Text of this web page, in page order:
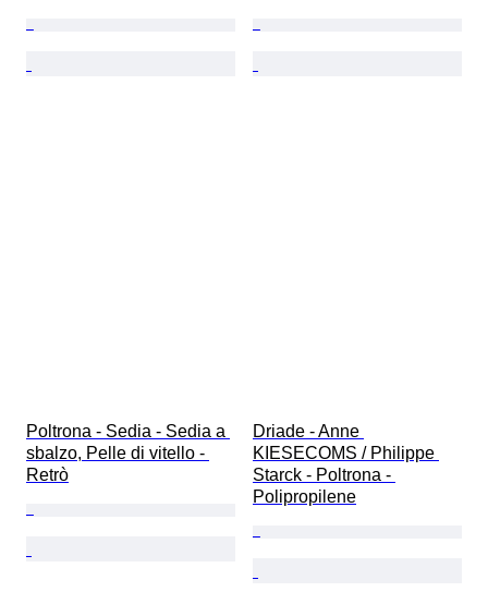
Poltrona - Sedia - Sedia a
sbalzo, Pelle di vitello -
Retrò
Driade - Anne
KIESECOMS / Philippe
Starck - Poltrona -
Polipropilene